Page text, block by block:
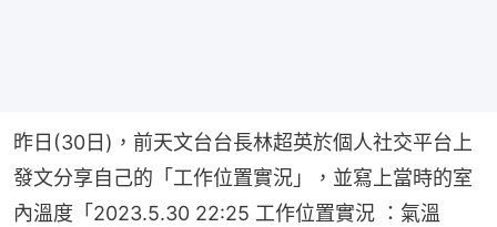
昨日(30日)，前天文台台長林超英於個人社交平台上
發文分享自己的「工作位置實況」，並寫上當時的室
內溫度「2023.5.30 22:25 工作位置實況 ：氣溫